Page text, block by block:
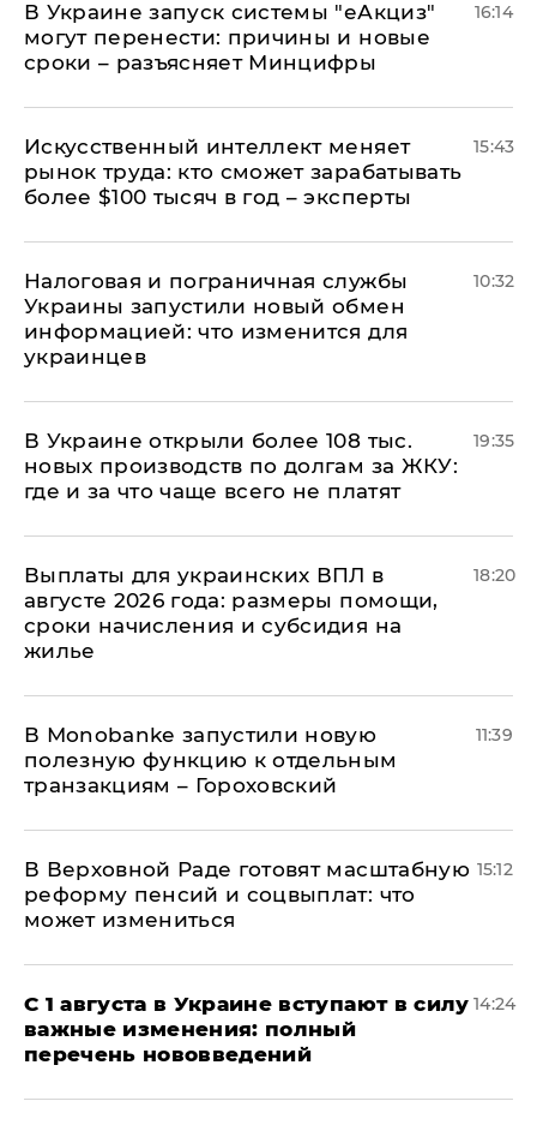
В Украине запуск системы "еАкциз"
могут перенести: причины и новые
сроки – разъясняет Минцифры
16:14
Искусственный интеллект меняет
рынок труда: кто сможет зарабатывать
более $100 тысяч в год – эксперты
15:43
Налоговая и пограничная службы
Украины запустили новый обмен
информацией: что изменится для
украинцев
10:32
В Украине открыли более 108 тыс.
новых производств по долгам за ЖКУ:
где и за что чаще всего не платят
19:35
Выплаты для украинских ВПЛ в
августе 2026 года: размеры помощи,
сроки начисления и субсидия на
жилье
18:20
В Мonobankе запустили новую
полезную функцию к отдельным
транзакциям – Гороховский
11:39
В Верховной Раде готовят масштабную
реформу пенсий и соцвыплат: что
может измениться
15:12
С 1 августа в Украине вступают в силу
важные изменения: полный
перечень нововведений
14:24